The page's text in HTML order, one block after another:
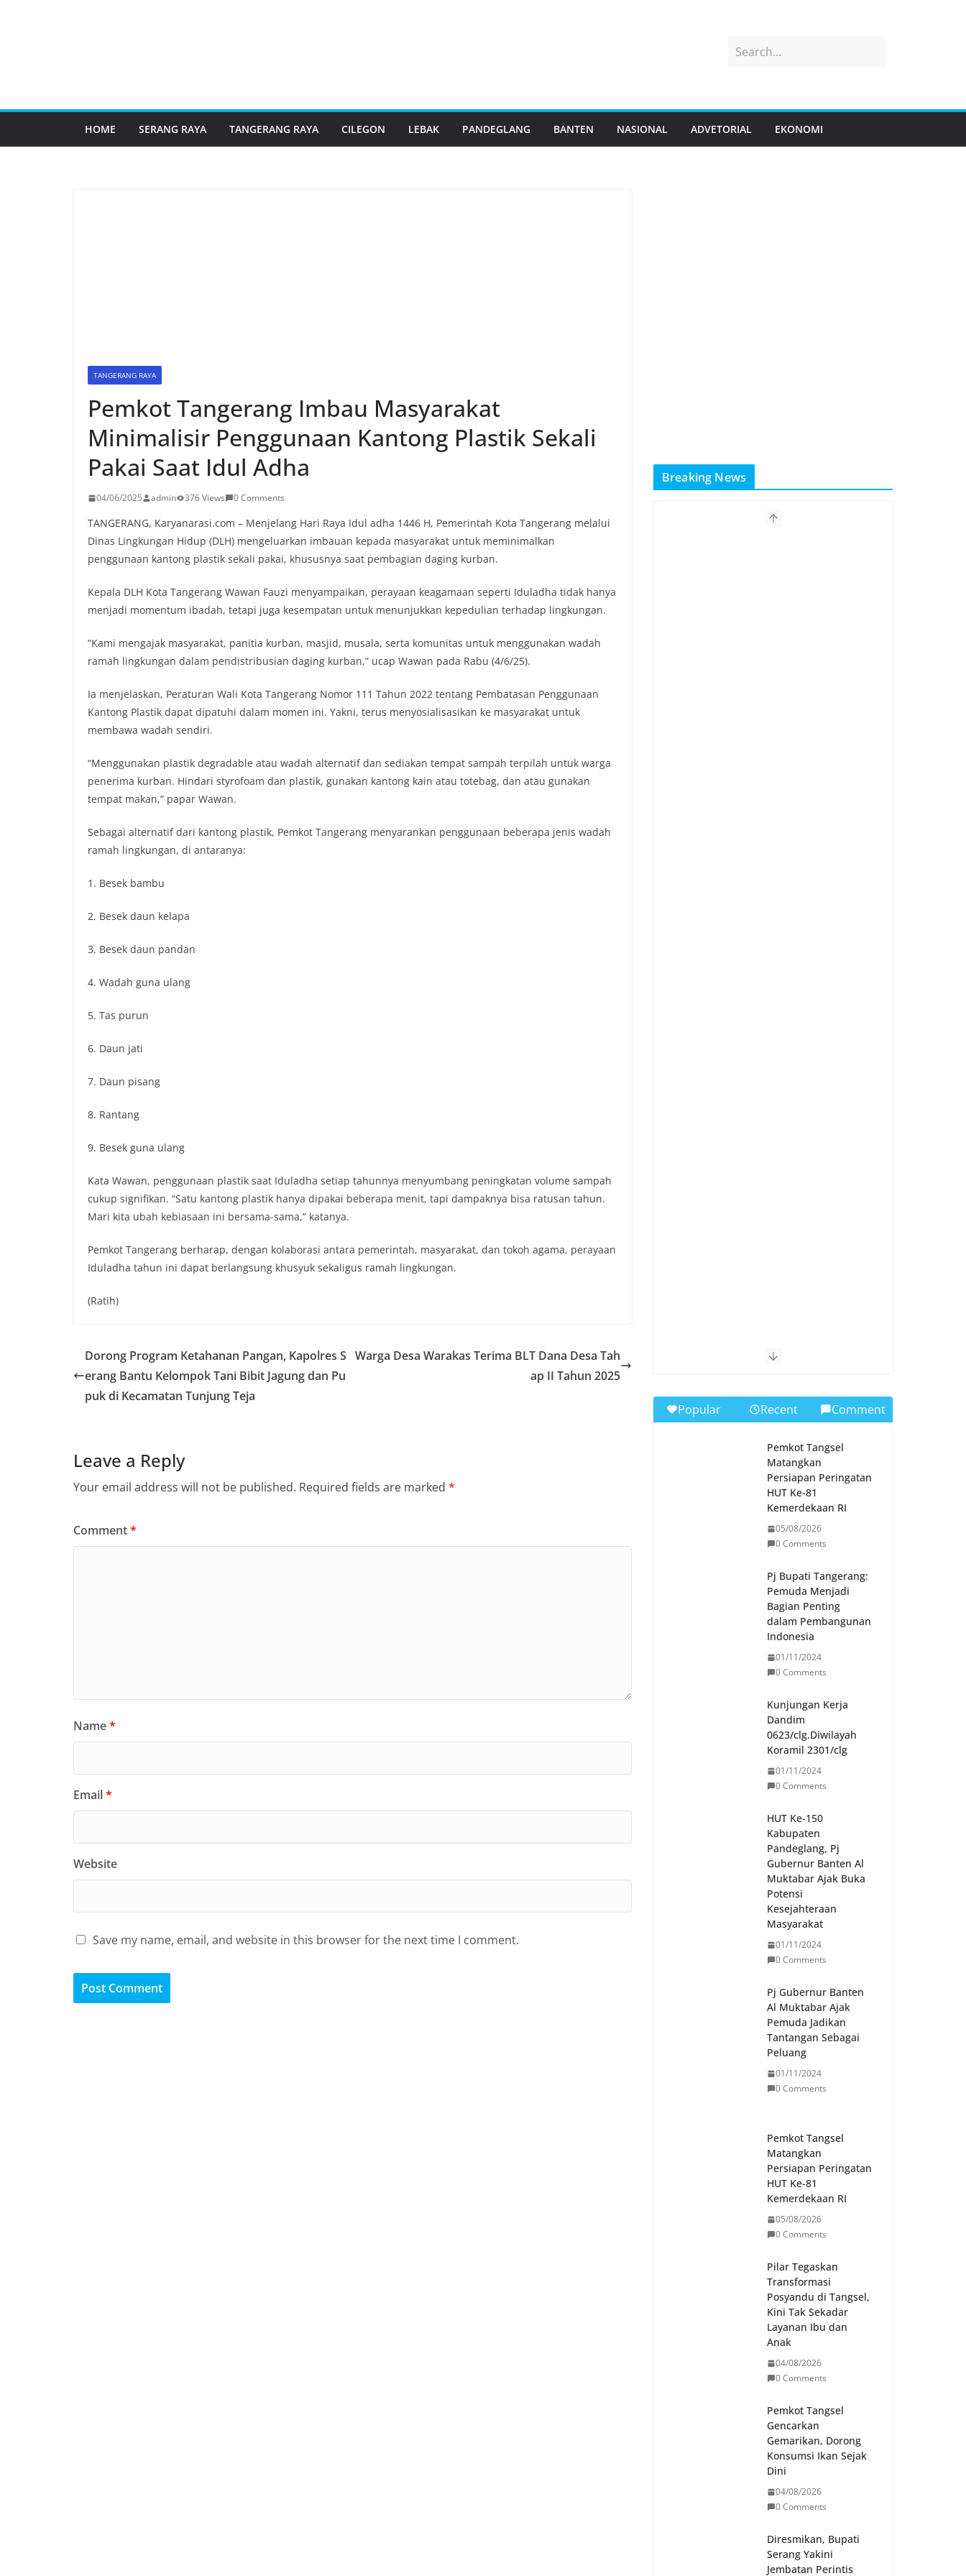
HOME SERANG RAYA TANGERANG RAYA CILEGON LEBAK PANDEGLANG BANTEN NASIONAL ADVETORIAL EKONOMI
TANGERANG RAYA
Pemkot Tangerang Imbau Masyarakat
Minimalisir Penggunaan Kantong Plastik Sekali
Pakai Saat Idul Adha
04/06/2025 admin 376 Views 0 Comments
TANGERANG, Karyanarasi.com – Menjelang Hari Raya Idul adha 1446 H, Pemerintah Kota Tangerang melalui
Dinas Lingkungan Hidup (DLH) mengeluarkan imbauan kepada masyarakat untuk meminimalkan
penggunaan kantong plastik sekali pakai, khususnya saat pembagian daging kurban.
Kepala DLH Kota Tangerang Wawan Fauzi menyampaikan, perayaan keagamaan seperti Iduladha tidak hanya
menjadi momentum ibadah, tetapi juga kesempatan untuk menunjukkan kepedulian terhadap lingkungan.
“Kami mengajak masyarakat, panitia kurban, masjid, musala, serta komunitas untuk menggunakan wadah
ramah lingkungan dalam pendistribusian daging kurban,” ucap Wawan pada Rabu (4/6/25).
Ia menjelaskan, Peraturan Wali Kota Tangerang Nomor 111 Tahun 2022 tentang Pembatasan Penggunaan
Kantong Plastik dapat dipatuhi dalam momen ini. Yakni, terus menyosialisasikan ke masyarakat untuk
membawa wadah sendiri.
“Menggunakan plastik degradable atau wadah alternatif dan sediakan tempat sampah terpilah untuk warga
penerima kurban. Hindari styrofoam dan plastik, gunakan kantong kain atau totebag, dan atau gunakan
tempat makan,” papar Wawan.
Sebagai alternatif dari kantong plastik, Pemkot Tangerang menyarankan penggunaan beberapa jenis wadah
ramah lingkungan, di antaranya:
1. Besek bambu
2. Besek daun kelapa
3. Besek daun pandan
4. Wadah guna ulang
5. Tas purun
6. Daun jati
7. Daun pisang
8. Rantang
9. Besek guna ulang
Kata Wawan, penggunaan plastik saat Iduladha setiap tahunnya menyumbang peningkatan volume sampah
cukup signifikan. “Satu kantong plastik hanya dipakai beberapa menit, tapi dampaknya bisa ratusan tahun.
Mari kita ubah kebiasaan ini bersama-sama,” katanya.
Pemkot Tangerang berharap, dengan kolaborasi antara pemerintah, masyarakat, dan tokoh agama, perayaan
Iduladha tahun ini dapat berlangsung khusyuk sekaligus ramah lingkungan.
(Ratih)
Dorong Program Ketahanan Pangan, Kapolres S
erang Bantu Kelompok Tani Bibit Jagung dan Pu
puk di Kecamatan Tunjung Teja
Warga Desa Warakas Terima BLT Dana Desa Tah
ap II Tahun 2025
Leave a Reply
Your email address will not be published. Required fields are marked *
Comment*
Name*
Email*
Website
Save my name, email, and website in this browser for the next time I comment.
Breaking News
Popular Recent Comment
Pemkot Tangsel
Matangkan
Persiapan Peringatan
HUT Ke-81
Kemerdekaan RI
05/08/2026
0 Comments
Pj Bupati Tangerang:
Pemuda Menjadi
Bagian Penting
dalam Pembangunan
Indonesia
01/11/2024
0 Comments
Kunjungan Kerja
Dandim
0623/clg.Diwilayah
Koramil 2301/clg
01/11/2024
0 Comments
HUT Ke-150
Kabupaten
Pandeglang, Pj
Gubernur Banten Al
Muktabar Ajak Buka
Potensi
Kesejahteraan
Masyarakat
01/11/2024
0 Comments
Pj Gubernur Banten
Al Muktabar Ajak
Pemuda Jadikan
Tantangan Sebagai
Peluang
01/11/2024
0 Comments
Pemkot Tangsel
Matangkan
Persiapan Peringatan
HUT Ke-81
Kemerdekaan RI
05/08/2026
0 Comments
Pilar Tegaskan
Transformasi
Posyandu di Tangsel,
Kini Tak Sekadar
Layanan Ibu dan
Anak
04/08/2026
0 Comments
Pemkot Tangsel
Gencarkan
Gemarikan, Dorong
Konsumsi Ikan Sejak
Dini
04/08/2026
0 Comments
Diresmikan, Bupati
Serang Yakini
Jembatan Perintis